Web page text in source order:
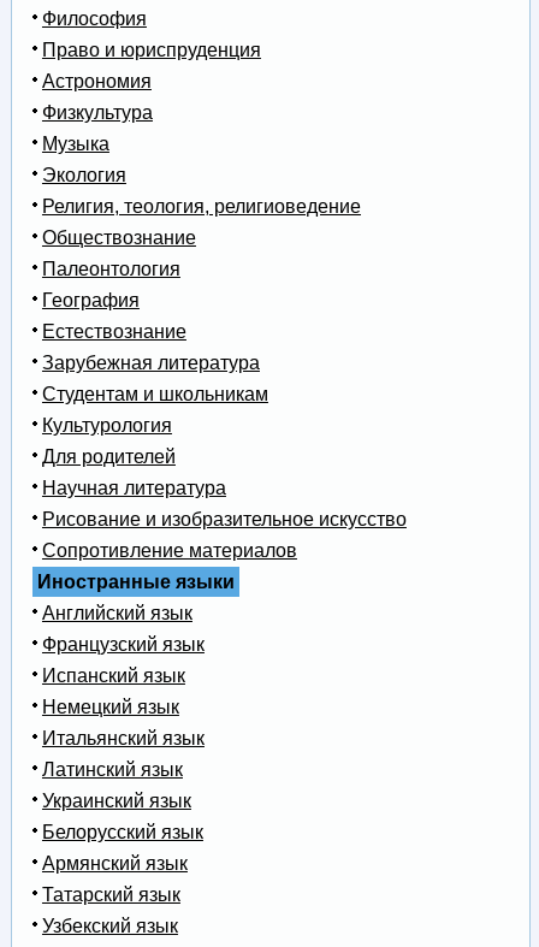
Философия
Право и юриспруденция
Астрономия
Физкультура
Музыка
Экология
Религия, теология, религиоведение
Обществознание
Палеонтология
География
Естествознание
Зарубежная литература
Студентам и школьникам
Культурология
Для родителей
Научная литература
Рисование и изобразительное искусство
Сопротивление материалов
Иностранные языки
Английский язык
Французский язык
Испанский язык
Немецкий язык
Итальянский язык
Латинский язык
Украинский язык
Белорусский язык
Армянский язык
Татарский язык
Узбекский язык